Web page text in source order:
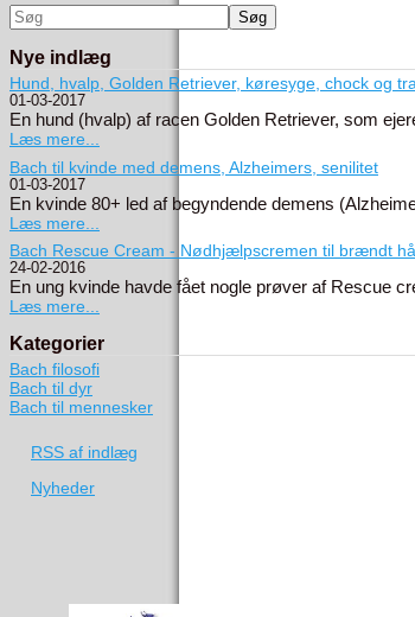
Nye indlæg
Hund, hvalp, Golden Retriever, køresyge, chock og
01-03-2017
En hund (hvalp) af racen Golden Retriever, som
Læs mere...
Bach til kvinde med demens, Alzheimers, senilitet
01-03-2017
En kvinde 80+ led af begyndende demens
Læs mere...
Bach Rescue Cream - Nødhjælpscremen til brændt
24-02-2016
En ung kvinde havde fået nogle prøver af Rescue
Læs mere...
Kategorier
Bach filosofi
Bach til dyr
Bach til mennesker
RSS af indlæg
Nyheder